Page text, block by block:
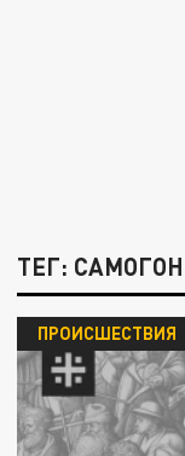
ТЕГ: САМОГОН
ПРОИСШЕСТВИЯ